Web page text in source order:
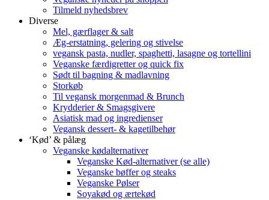
Tilmeld nyhedsbrev
Diverse
Mel, gærflager & salt
Æg-erstatning, gelering og stivelse
vegansk pasta, nudler, spaghetti, lasagne og tortellini
Veganske færdigretter og quick fix
Sødt til bagning & madlavning
Storkøb
Til vegansk morgenmad & Brunch
Krydderier & Smagsgivere
Asiatisk mad og ingredienser
Vegansk dessert- & kagetilbehør
‘Kød’ & pålæg
Veganske kødalternativer
Veganske Kød-alternativer (se alle)
Veganske bøffer og steaks
Veganske Pølser
Soyakød og ærtekød